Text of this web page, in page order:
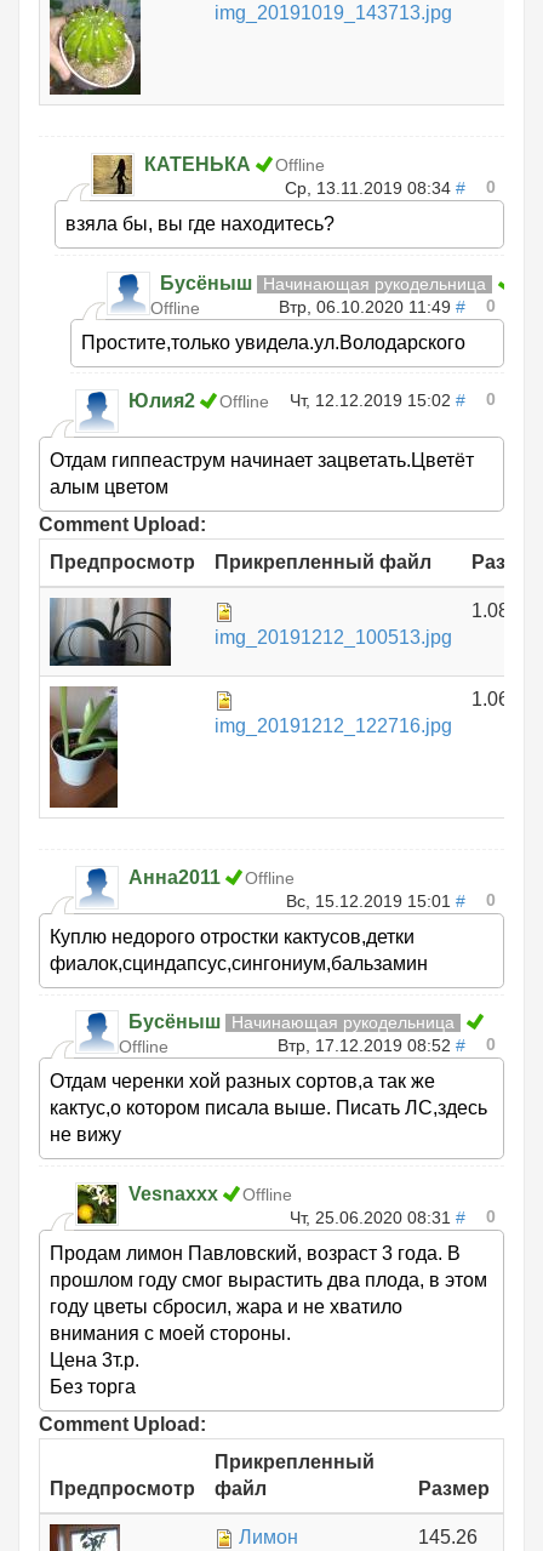
img_20191019_143713.jpg
КАТЕНЬКА
Offline
Ср, 13.11.2019 08:34 # 0
взяла бы, вы где находитесь?
Бусёныш
Начинающая рукодельница
Offline
Втр, 06.10.2020 11:49 # 0
Простите,только увидела.ул.Володарского
Юлия2 Offline Чт, 12.12.2019 15:02 # 0
Отдам гиппеаструм начинает зацветать.Цветёт
алым цветом
Comment Upload:
Предпросмотр
Прикрепленный файл Размер
img_20191212_100513.jpg
1.08 МБ
img_20191212_122716.jpg
1.06 МБ
Анна2011
Offline
Вс, 15.12.2019 15:01 # 0
Куплю недорого отростки кактусов,детки
фиалок,сциндапсус,сингониум,бальзамин
Бусёныш
Начинающая рукодельница
Offline
Втр, 17.12.2019 08:52 # 0
Отдам черенки хой разных сортов,а так же
кактус,о котором писала выше. Писать ЛС,здесь
не вижу
Vesnaxxx
Offline
Чт, 25.06.2020 08:31 # 0
Продам лимон Павловский, возраст 3 года. В
прошлом году смог вырастить два плода, в этом
году цветы сбросил, жара и не хватило
внимания с моей стороны.
Цена 3т.р.
Без торга
Comment Upload:
Предпросмотр
Прикрепленный
файл
Размер
Лимон
145.26